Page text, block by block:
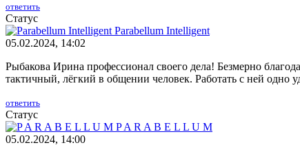
ответить
Статус
Parabellum Intelligent
05.02.2024, 14:02
Рыбакова Ирина профессионал своего дела! Безмерно
тактичный, лёгкий в общении человек. Работать с ней одно
ответить
Статус
P A R A B E L L U M
05.02.2024, 14:00